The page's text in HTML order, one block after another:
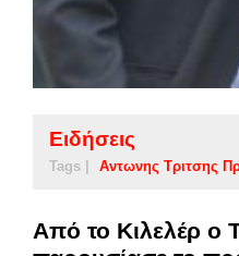
Ειδήσεις
Tags | Αντωνης Τριτσης
Από το Κιλελέρ ο